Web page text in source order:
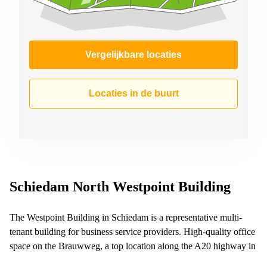
Huren in
Nijmegen
Vergelijkbare locaties
Locaties in de buurt
Schiedam North Westpoint Building
The Westpoint Building in Schiedam is a representative multi-
tenant building for business service providers. High-quality office
space on the Brauwweg, a top location along the A20 highway in